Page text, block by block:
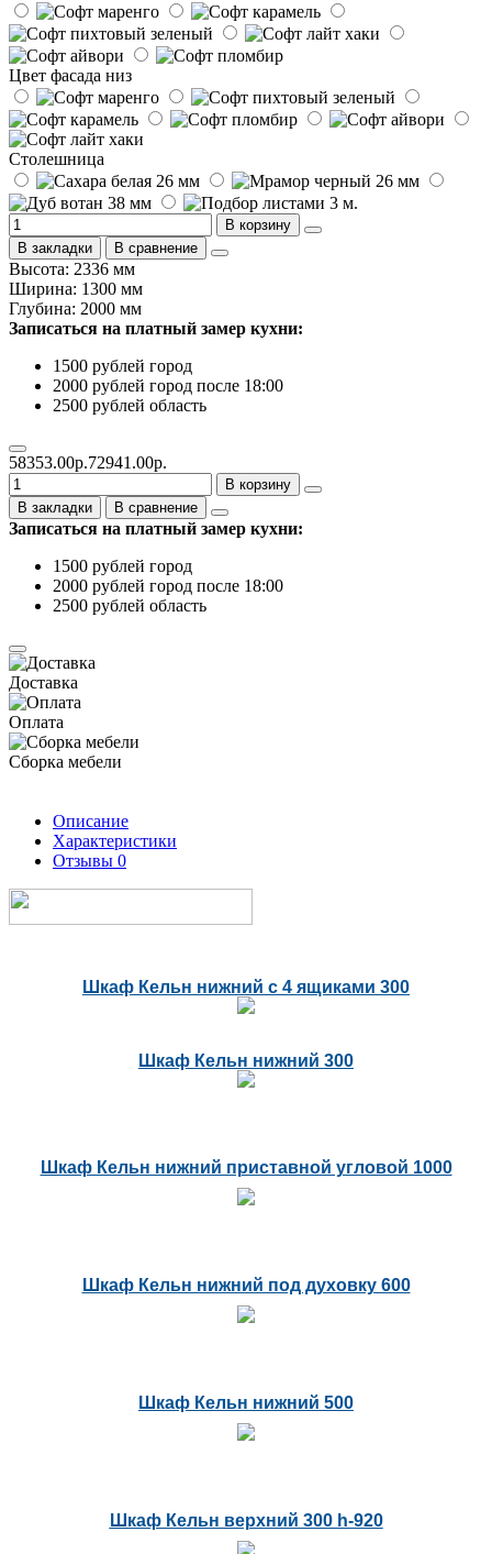
Цвет фасада низ
Столешница
В корзину
В закладки
В сравнение
Высота: 2336 мм
Ширина: 1300 мм
Глубина: 2000 мм
Записаться на платный замер кухни:
1500 рублей город
2000 рублей город после 18:00
2500 рублей область
58353.00р.72941.00р.
В корзину
В закладки
В сравнение
Записаться на платный замер кухни:
1500 рублей город
2000 рублей город после 18:00
2500 рублей область
Доставка
Оплата
Сборка мебели
Описание
Характеристики
Отзывы 0
Шкаф Кельн нижний c 4 ящиками 300
Шкаф Кельн нижний 300
Шкаф Кельн нижний приставной угловой 1000
Шкаф Кельн нижний под духовку 600
Шкаф Кельн нижний 500
Шкаф Кельн верхний 300 h-920